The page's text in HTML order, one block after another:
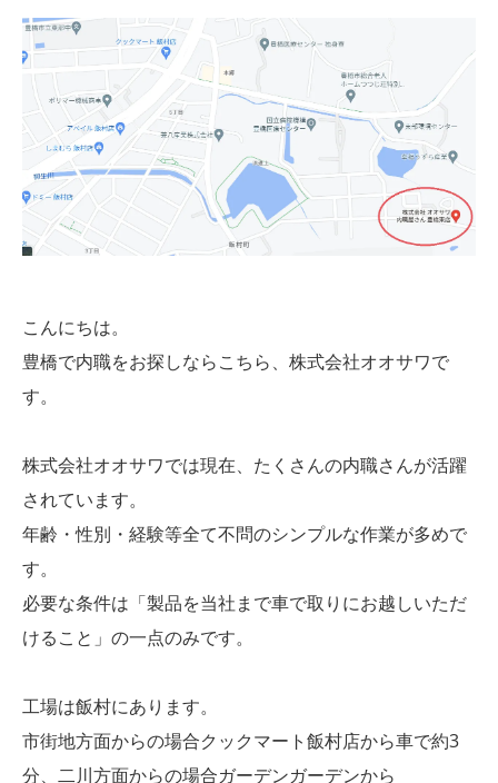
こんにちは。
豊橋で内職をお探しならこちら、株式会社オオサワで
す。
株式会社オオサワでは現在、たくさんの内職さんが活躍
されています。
年齢・性別・経験等全て不問のシンプルな作業が多めで
す。
必要な条件は「製品を当社まで車で取りにお越しいただ
けること」の一点のみです。
工場は飯村にあります。
市街地方面からの場合クックマート飯村店から車で約3
分、二川方面からの場合ガーデンガーデンから